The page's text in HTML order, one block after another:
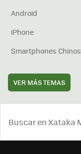
Android
iPhone
Smartphones Chinos
VER MÁS TEMAS